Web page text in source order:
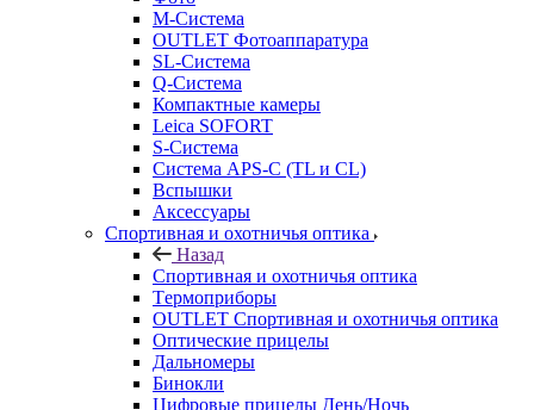
M-Система
OUTLET Фотоаппаратура
SL-Система
Q-Cистема
Компактные камеры
Leica SOFORT
S-Система
Система APS-C (TL и CL)
Вспышки
Аксессуары
Спортивная и охотничья оптика
Назад
Спортивная и охотничья оптика
Tермоприборы
OUTLET Спортивная и охотничья оптика
Оптические прицелы
Дальномеры
Бинокли
Цифровые прицелы День/Ночь